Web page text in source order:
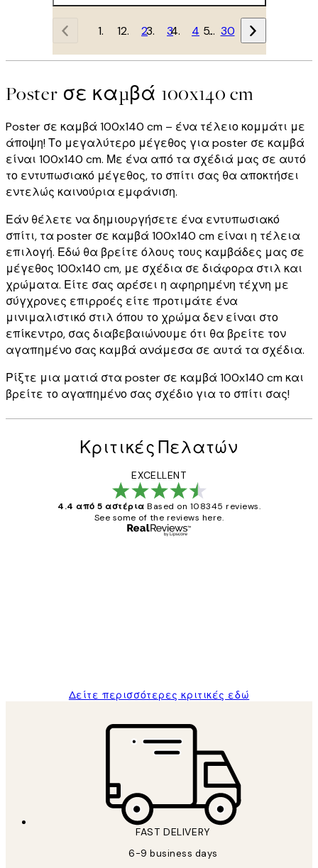
1 2 3 4 … 30
Poster σε καμβά 100x140 cm
Poster σε καμβά 100x140 cm – ένα τέλειο κομμάτι με
άποψη! Το μεγαλύτερο μέγεθος για poster σε καμβά
είναι 100x140 cm. Με ένα από τα σχέδιά μας σε αυτό
το εντυπωσιακό μέγεθος, το σπίτι σας θα αποκτήσει
εντελώς καινούρια εμφάνιση.
Εάν θέλετε να δημιουργήσετε ένα εντυπωσιακό
σπίτι, τα poster σε καμβά 100x140 cm είναι η τέλεια
επιλογή. Εδώ θα βρείτε όλους τους καμβάδες μας σε
μέγεθος 100x140 cm, με σχέδια σε διάφορα στιλ και
χρώματα. Είτε σας αρέσει η αφηρημένη τέχνη με
σύγχρονες επιρροές είτε προτιμάτε ένα
μινιμαλιστικό στιλ όπου το χρώμα δεν είναι στο
επίκεντρο, σας διαβεβαιώνουμε ότι θα βρείτε τον
αγαπημένο σας καμβά ανάμεσα σε αυτά τα σχέδια.
Ρίξτε μια ματιά στα poster σε καμβά 100x140 cm και
βρείτε το αγαπημένο σας σχέδιο για το σπίτι σας!
Κριτικές Πελατών
EXCELLENT
4.4 από 5 αστέρια Based on 108345 reviews.
See some of the reviews here.
Δείτε περισσότερες κριτικές εδώ
FAST DELIVERY
6-9 business days